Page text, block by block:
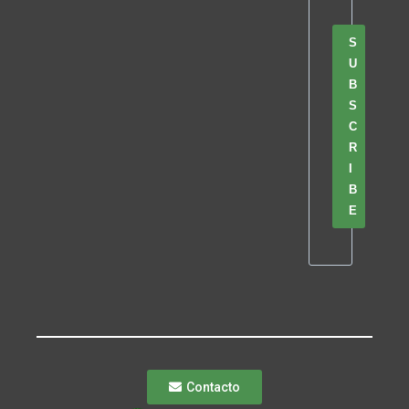
S
U
B
S
C
R
B
E
Contacto